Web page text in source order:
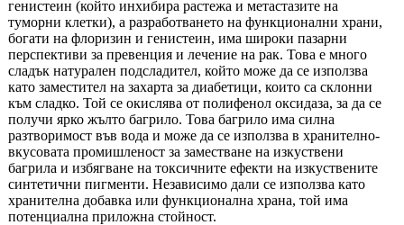
генистеин (който инхибира растежа и метастазите на
туморни клетки), а разработването на функционални храни,
богати на флоризин и генистеин, има широки пазарни
перспективи за превенция и лечение на рак. Това е много
сладък натурален подсладител, който може да се използва
като заместител на захарта за диабетици, които са склонни
към сладко. Той се окислява от полифенол оксидаза, за да се
получи ярко жълто багрило. Това багрило има силна
разтворимост във вода и може да се използва в хранително-
вкусовата промишленост за заместване на изкуствени
багрила и избягване на токсичните ефекти на изкуствените
синтетични пигменти. Независимо дали се използва като
хранителна добавка или функционална храна, той има
потенциална приложна стойност.